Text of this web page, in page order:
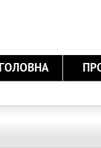
ГОЛОВНА